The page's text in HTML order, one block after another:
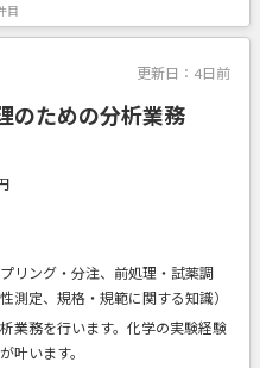
目
更新日： 4日前
のための分析業務
リング・分注、前処理・試薬調
測定、規格・規範に関する知識）
業務を行います。化学の実験経験
叶います。